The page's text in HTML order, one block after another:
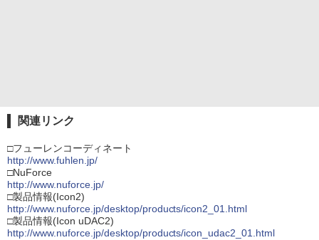
関連リンク
□フューレンコーディネート
http://www.fuhlen.jp/
□NuForce
http://www.nuforce.jp/
□製品情報(Icon2)
http://www.nuforce.jp/desktop/products/icon2_01.html
□製品情報(Icon uDAC2)
http://www.nuforce.jp/desktop/products/icon_udac2_01.html